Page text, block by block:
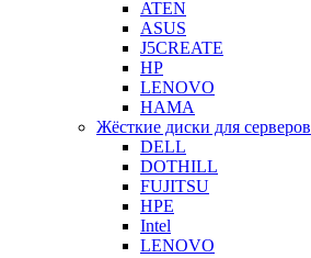
ATEN
ASUS
J5CREATE
HP
LENOVO
HAMA
Жёсткие диски для серверов
DELL
DOTHILL
FUJITSU
HPE
Intel
LENOVO